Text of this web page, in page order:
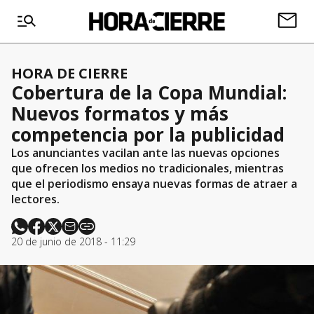
HORA DE CIERRE
Cobertura de la Copa Mundial:
Nuevos formatos y más
competencia por la publicidad
Los anunciantes vacilan ante las nuevas opciones
que ofrecen los medios no tradicionales, mientras
que el periodismo ensaya nuevas formas de atraer a
lectores.
20 de junio de 2018 - 11:29